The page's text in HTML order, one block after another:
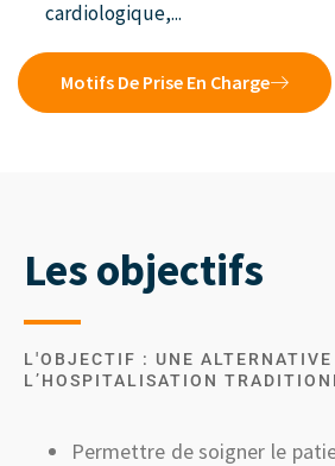
cardiologique,...
Motifs De Prise En Charge
Les objectifs
L'OBJECTIF : UNE ALTERNATIVE
L’HOSPITALISATION
Permettre de soigner le